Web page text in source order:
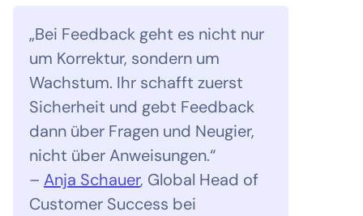
„Bei Feedback geht es nicht nur
um Korrektur, sondern um
Wachstum. Ihr schafft zuerst
Sicherheit und gebt Feedback
dann über Fragen und Neugier,
nicht über Anweisungen.“
– Anja Schauer, Global Head of
Customer Success bei